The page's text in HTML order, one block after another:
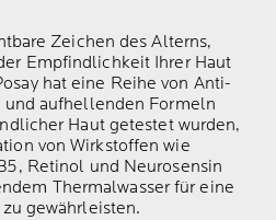
Zeichen des Alterns,
Empfindlichkeit Ihrer Haut
hat eine Reihe von Anti-
aufhellenden Formeln
Haut getestet wurden,
von Wirkstoffen wie
Retinol und Neurosensin
Thermalwasser für eine
gewährleisten.